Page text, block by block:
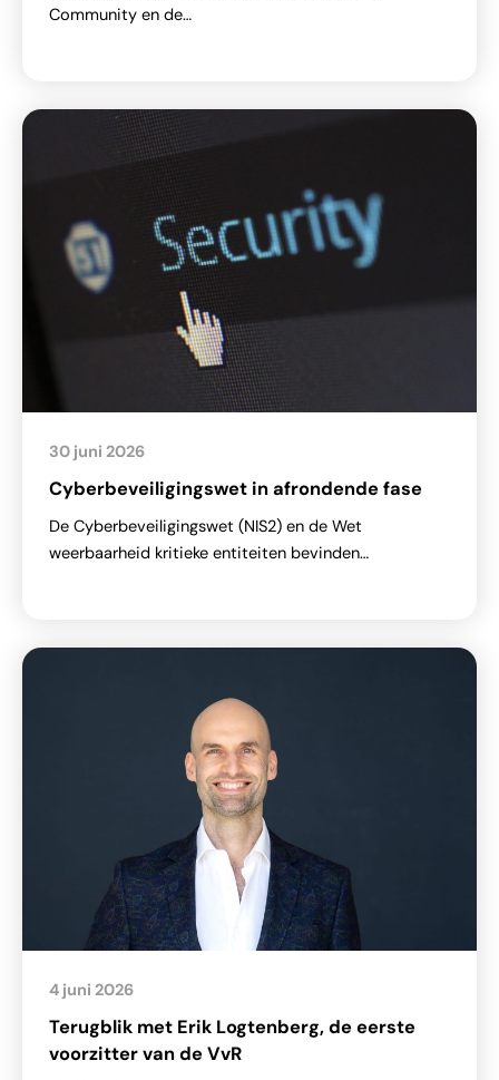
Community en de…
Cyberbeveiligingswet in afrondende fase
30 juni 2026
De Cyberbeveiligingswet (NIS2) en de Wet
weerbaarheid kritieke entiteiten bevinden…
Terugblik met Erik Logtenberg, de eerste
voorzitter van de VvR
4 juni 2026